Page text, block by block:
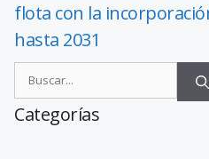
flota con la
hasta 2031
Categorías